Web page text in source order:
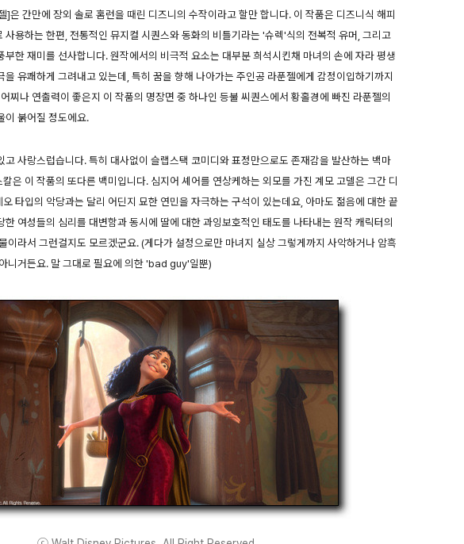
]은 간만에 장외 솔로 홈런을 때린 디즈니의 수작이라고 할만 합니다. 이 작품은 디즈니식 해피
사용하는 한편, 전통적인 뮤지컬 시퀀스와 동화의 비틀기라는 '슈렉'식의 전복적 유머, 그리고
부한 재미를 선사합니다. 원작에서의 비극적 요소는 대부분 희석시킨채 마녀의 손에 자라 평생
을 유쾌하게 그려내고 있는데, 특히 꿈을 향해 나아가는 주인공 라푼젤에게 감정이입하기까지
찌나 연출력이 좋은지 이 작품의 명장면 중 하나인 등불 씨퀀스에서 황홀경에 빠진 라푼젤의
이 붉어질 정도에요.
고 사랑스럽습니다. 특히 대사없이 슬랩스택 코미디와 표정만으로도 존재감을 발산하는 백마
은 이 작품의 또다른 백미입니다. 심지어 셰어를 연상케하는 외모를 가진 계모 고델은 그간 디
타입의 악당과는 달리 어딘지 묘한 연민을 자극하는 구석이 있는데요, 아마도 젊음에 대한 끝
한 여성들의 심리를 대변함과 동시에 딸에 대한 과잉보호적인 태도를 나타내는 원작 캐릭터의
이라서 그런걸지도 모르겠군요. (게다가 설정으로만 마녀지 실상 그렇게까지 사악하거나 암흑
니거든요. 말 그대로 필요에 의한 'bad guy'일뿐)